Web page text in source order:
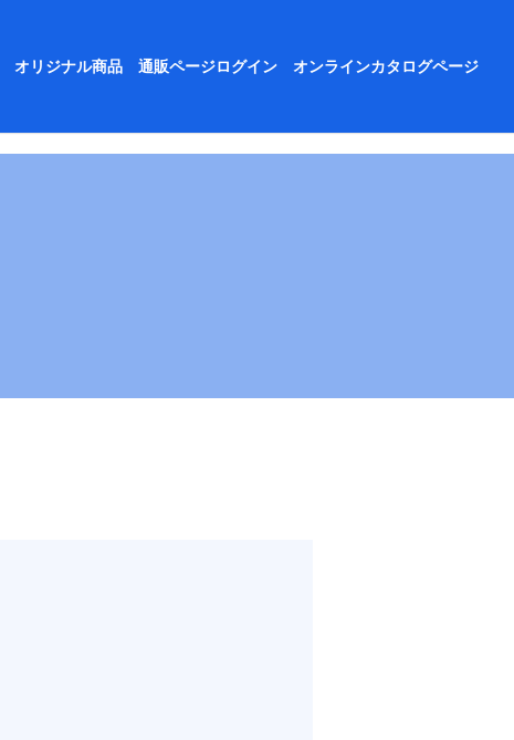
オリジナル商品 通販ページログイン オンラインカタログページ